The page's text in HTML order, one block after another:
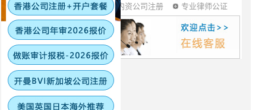
内资公司注册
专业律师公证